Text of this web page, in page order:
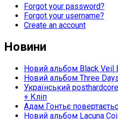
Forgot your password?
Forgot your username?
Create an account
Новини
Новий альбом Black Veil
Новий альбом Three
Український
+ Кліп
Адам Гонтьє
Новий альбом Lacuna